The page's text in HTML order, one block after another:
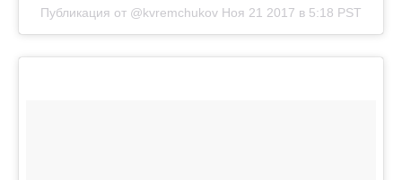
Публикация от @kvremchukov Ноя 21 2017 в 5:18 PST